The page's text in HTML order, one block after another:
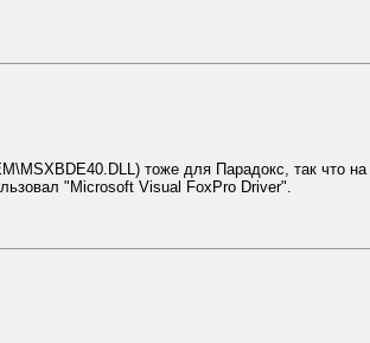
тоже для Парадокс, так что
"Microsoft Visual FoxPro Driver".